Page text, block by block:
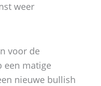
weer
voor de
een matige
nieuwe bullish